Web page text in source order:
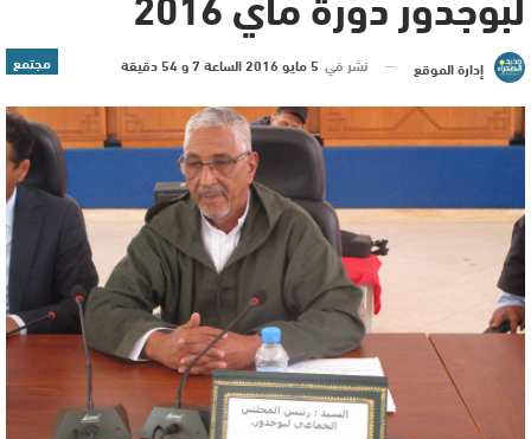
مجتمع إدارة الموقع نشر في 5 مايو 2016 الساعة 7 و 54 دقيقة